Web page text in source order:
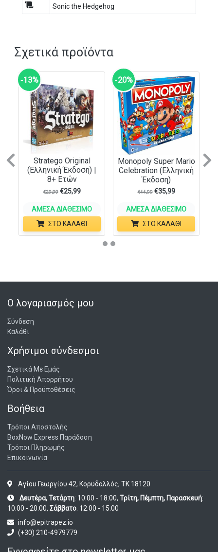
Sonic the Hedgehog
Σχετικά προϊόντα
‑13%
Stratego Original
(Ελληνική Έκδοση) |
8+ Ετών
€29,99 €25,99
ΆΜΕΣΑ ΔΙΑΘΈΣΙΜΟ
ΣΤΟ ΚΑΛΆΘΙ
‑20%
Monopoly Super Mario
Celebration (Ελληνική
Έκδοση)
€44,99 €35,99
ΆΜΕΣΑ ΔΙΑΘΈΣΙΜΟ
ΣΤΟ ΚΑΛΆΘΙ
Previous
Ο λογαριασμός μου
Σύνδεση
Καλάθι
Χρήσιμοι σύνδεσμοι
Σχετικά Με Εμάς
Πολιτική Απορρήτου
Όροι & Προϋποθέσεις
Βοήθεια
Τρόποι Αποστολής
BoxNow Express Παράδοση
Τρόποι Πληρωμής
Επικοινωνία
Αγίου Γεωργίου 42, Κορυδαλλός, ΤΚ 18120
Δευτέρα, Τετάρτη: 10:00 - 18:00, Τρίτη, Πέμπτη, Παρασκευή:
10:00 - 20:00, Σάββατο: 12:00 - 15:00
info@epitrapez.io
(+30) 210-4979779